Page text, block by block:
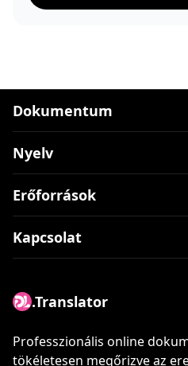
Dokumentum
Nyelv
Erőforrások
Kapcsolat
.Translator
Professzionális online
tökéletesen megőrizve az